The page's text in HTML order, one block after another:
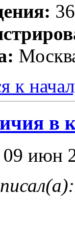
к
в
09 июн